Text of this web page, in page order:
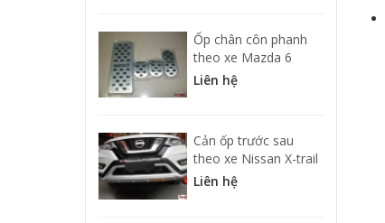
Ốp chân côn phanh
theo xe Mazda 6
Liên hệ
Cản ốp trước sau
theo xe Nissan X-trail
Liên hệ